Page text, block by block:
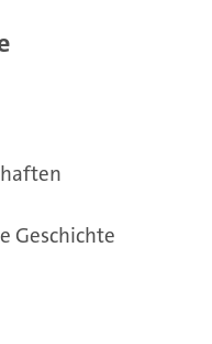
Geschichte